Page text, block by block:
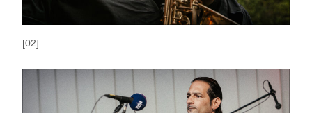
[02]